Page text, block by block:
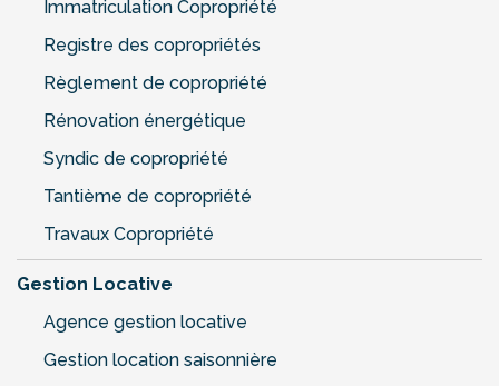
Immatriculation Copropriété
Registre des copropriétés
Règlement de copropriété
Rénovation énergétique
Syndic de copropriété
Tantième de copropriété
Travaux Copropriété
Gestion Locative
Agence gestion locative
Gestion location saisonnière